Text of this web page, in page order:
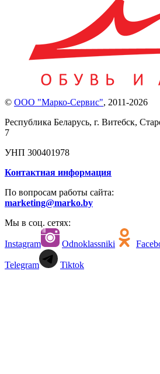
© ООО "Марко-Сервис", 2011-2026
Республика Беларусь, г. Витебск,
7
УНП 300401978
Контактная информация
По вопросам работы сайта:
marketing@marko.by
Мы в соц. сетях:
Instagram Odnoklassniki
Telegram Tiktok